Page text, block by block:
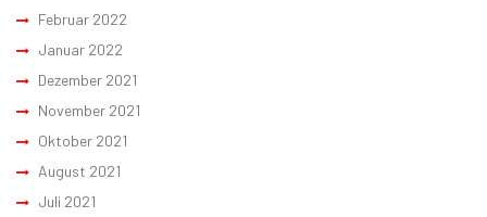
Februar 2022
Januar 2022
Dezember 2021
November 2021
Oktober 2021
August 2021
Juli 2021